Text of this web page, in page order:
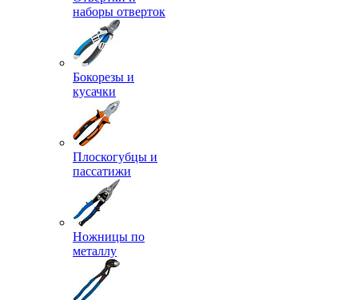
наборы отверток
Бокорезы и
кусачки
Плоскогубцы и
пассатижи
Ножницы по
металлу